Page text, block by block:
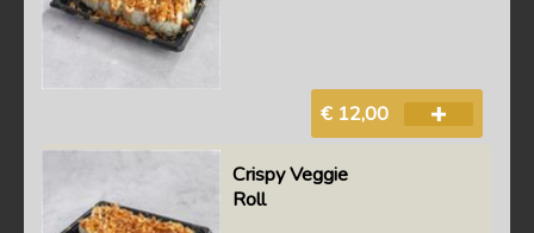
€ 12,00
Crispy Veggie
Roll